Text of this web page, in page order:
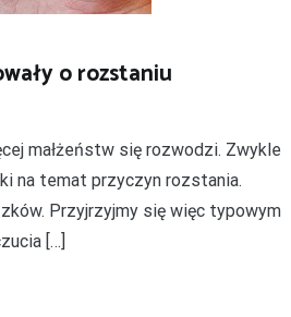
o rozstaniu
małżeństw się rozwodzi. Zwykle
na temat przyczyn rozstania.
Przyjrzyjmy się więc typowym
[…]